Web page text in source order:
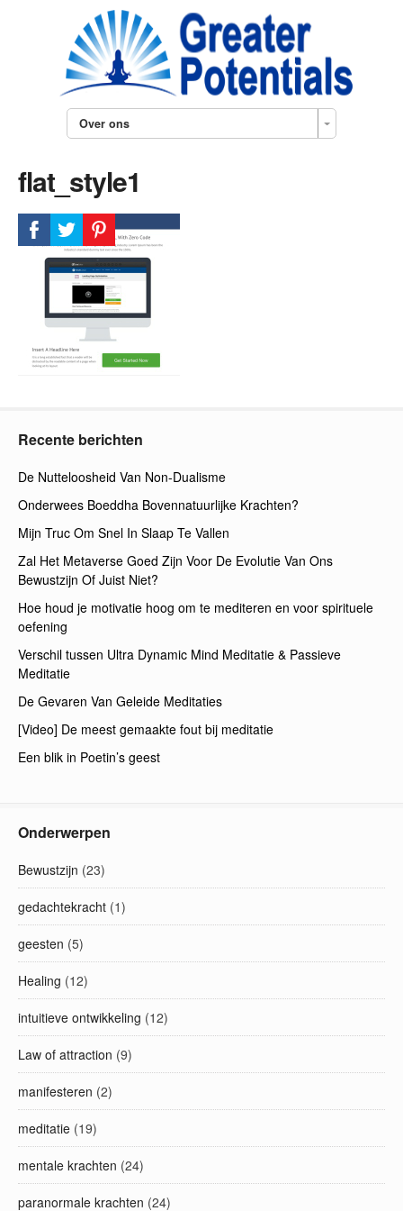
Over ons
flat_style1
Recente berichten
De Nutteloosheid Van Non-Dualisme
Onderwees Boeddha Bovennatuurlijke Krachten?
Mijn Truc Om Snel In Slaap Te Vallen
Zal Het Metaverse Goed Zijn Voor De Evolutie Van Ons
Bewustzijn Of Juist Niet?
Hoe houd je motivatie hoog om te mediteren en voor spirituele
oefening
Verschil tussen Ultra Dynamic Mind Meditatie & Passieve
Meditatie
De Gevaren Van Geleide Meditaties
[Video] De meest gemaakte fout bij meditatie
Een blik in Poetin’s geest
Onderwerpen
Bewustzijn (23)
gedachtekracht (1)
geesten (5)
Healing (12)
intuitieve ontwikkeling (12)
Law of attraction (9)
manifesteren (2)
meditatie (19)
mentale krachten (24)
paranormale krachten (24)